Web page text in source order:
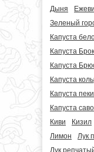
Дыня
Зеленый
Капуста
Капуста
Капуста
Капуста
Капуста
Капуста
Киви
Кизил
Лимон
Лук
Лук